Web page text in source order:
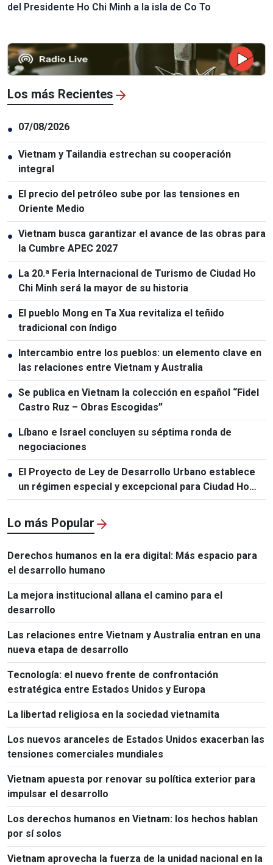
del Presidente Ho Chi Minh a la isla de Co To
Los más Recientes
● 07/08/2026
● Vietnam y Tailandia estrechan su cooperación
integral
● El precio del petróleo sube por las tensiones en
Oriente Medio
● Vietnam busca garantizar el avance de las obras para
la Cumbre APEC 2027
● La 20.ª Feria Internacional de Turismo de Ciudad Ho
Chi Minh será la mayor de su historia
● El pueblo Mong en Ta Xua revitaliza el teñido
tradicional con índigo
● Intercambio entre los pueblos: un elemento clave en
las relaciones entre Vietnam y Australia
● Se publica en Vietnam la colección en español “Fidel
Castro Ruz – Obras Escogidas”
● Líbano e Israel concluyen su séptima ronda de
negociaciones
● El Proyecto de Ley de Desarrollo Urbano establece
un régimen especial y excepcional para Ciudad Ho
Chi Minh
Lo más Popular
Derechos humanos en la era digital: Más espacio para
el desarrollo humano
La mejora institucional allana el camino para el
desarrollo
Las relaciones entre Vietnam y Australia entran en una
nueva etapa de desarrollo
Tecnología: el nuevo frente de confrontación
estratégica entre Estados Unidos y Europa
La libertad religiosa en la sociedad vietnamita
Los nuevos aranceles de Estados Unidos exacerban las
tensiones comerciales mundiales
Vietnam apuesta por renovar su política exterior para
impulsar el desarrollo
Los derechos humanos en Vietnam: los hechos hablan
por sí solos
Vietnam aprovecha la fuerza de la unidad nacional en la